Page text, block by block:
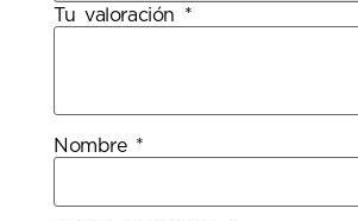
Tu valoración *
Nombre *